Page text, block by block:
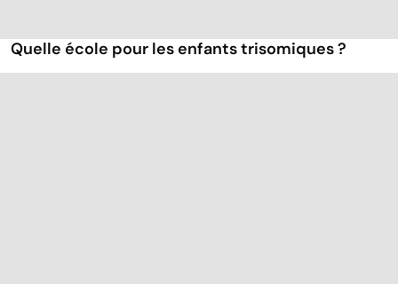
Quelle école pour les enfants trisomiques ?